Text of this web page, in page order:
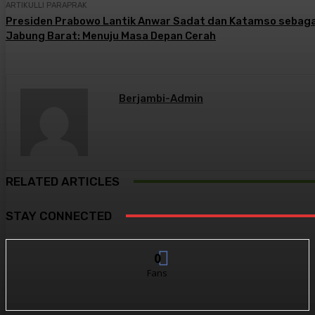
ARTIKULLI PARAPRAK
Presiden Prabowo Lantik Anwar Sadat dan Katamso
Jabung Barat: Menuju Masa Depan Cerah
Berjambi-Admin
RELATED ARTICLES
STAY CONNECTED
0
Fans